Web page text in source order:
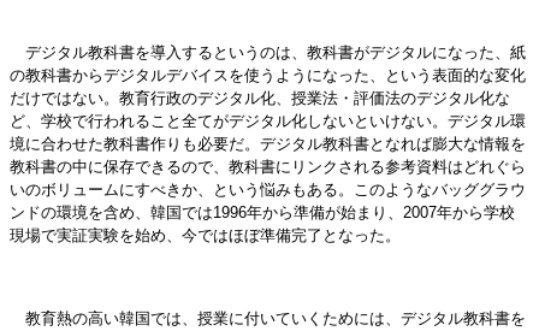
デジタル教科書を導入するというのは、教科書がデジタルになった、紙
の教科書からデジタルデバイスを使うようになった、という表面的な変化
だけではない。教育行政のデジタル化、授業法・評価法のデジタル化な
ど、学校で行われること全てがデジタル化しないといけない。デジタル環
境に合わせた教科書作りも必要だ。デジタル教科書となれば膨大な情報を
教科書の中に保存できるので、教科書にリンクされる参考資料はどれぐら
いのボリュームにすべきか、という悩みもある。このようなバッググラウ
ンドの環境を含め、韓国では1996年から準備が始まり、2007年から学校
現場で実証実験を始め、今ではほぼ準備完了となった。
教育熱の高い韓国では、授業に付いていくためには、デジタル教科書を